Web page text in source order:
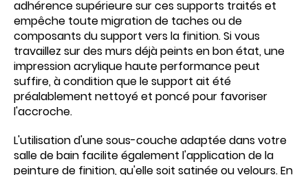
adhérence supérieure sur ces supports traités et
empêche toute migration de taches ou de
composants du support vers la finition. Si vous
travaillez sur des murs déjà peints en bon état, une
impression acrylique haute performance peut
suffire, à condition que le support ait été
préalablement nettoyé et poncé pour favoriser
l'accroche.
L'utilisation d'une sous-couche adaptée dans votre
salle de bain facilite également l'application de la
peinture de finition, qu'elle soit satinée ou velours. En